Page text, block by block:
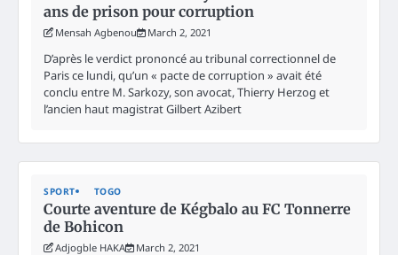
ans de prison pour corruption
Mensah Agbenou March 2, 2021
D’après le verdict prononcé au tribunal correctionnel de
Paris ce lundi, qu’un « pacte de corruption » avait été
conclu entre M. Sarkozy, son avocat, Thierry Herzog et
l’ancien haut magistrat Gilbert Azibert
SPORT TOGO
Courte aventure de Kégbalo au FC Tonnerre
de Bohicon
Adjogble HAKA March 2, 2021